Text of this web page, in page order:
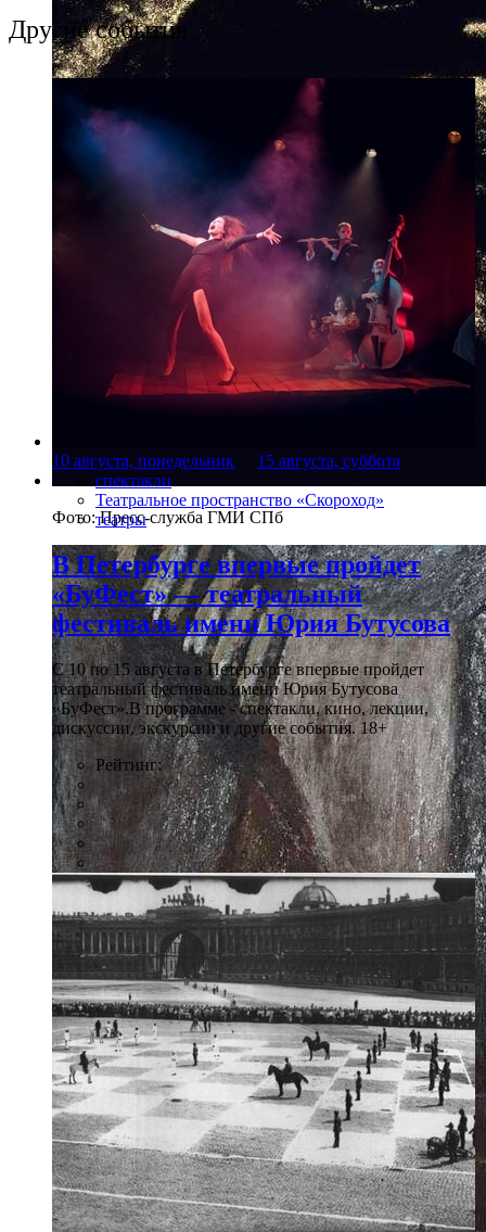
Фото: Пресс-служба ГМИ СПб
Другие события
10 августа, понедельник
15 августа, суббота
спектакли
Театральное пространство «Скороход»
театры
В Петербурге впервые пройдет
«БуФест» — театральный
фестиваль имени Юрия Бутусова
С 10 по 15 августа в Петербурге впервые пройдет
театральный фестиваль имени Юрия Бутусова
«БуФест».В программе - спектакли, кино, лекции,
дискуссии, экскурсии и другие события. 18+
Рейтинг: